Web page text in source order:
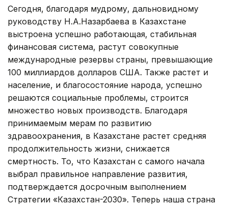
Сегодня, благодаря мудрому, дальновидному
руководству Н.А.Назарбаева в Казахстане
выстроена успешно работающая, стабильная
финансовая система, растут совокупные
международные резервы страны, превышающие
100 миллиардов долларов США. Также растет и
население, и благосостояние народа, успешно
решаются социальные проблемы, строится
множество новых производств. Благодаря
принимаемым мерам по развитию
здравоохранения, в Казахстане растет средняя
продолжительность жизни, снижается
смертность. То, что Казахстан с самого начала
выбрал правильное направление развития,
подтверждается досрочным выполнением
Стратегии «Казахстан-2030». Теперь наша страна